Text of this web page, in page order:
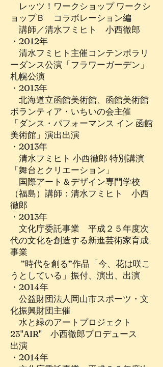
レッツ！ワークショップ ワークシ
ョップＢ コラボレーション編
講師／清水フミヒト 小西徹郎
・2012年
清水フミヒト主催コンテンポラリ
ーダンス公演「フラワーガーデン」
札幌公演
・2013年
北海道立函館美術館、函館美術館
ボランティア・いちいの会主催
「ダンス・パフォーマンス イン 函館
美術館」演出出演
・2013年
清水フミヒト 小西徹郎 特別講演
「舞台とクリエーション」
国際アート＆デザイン専門学校
（福島）講師：清水フミヒト 小西
徹郎
・2013年
文化庁委託事業 平成２５年度次
代の文化を創造する新進芸術家育成
事業
”時代を創る”作品「今、花は咲こ
うとしている」振付、演出、出演
・2014年
公益財団法人岡山市スポーツ・文
化振興財団主催
水と緑のアートプロジェクト
25"AIR" 小西徹郎プロデュース
出演
・2014年